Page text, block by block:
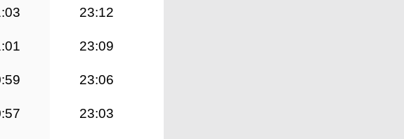
23:12
23:09
23:06
23:03